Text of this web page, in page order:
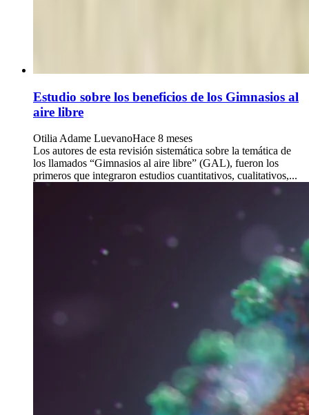
Estudio sobre los beneficios de los Gimnasios al
aire libre
Otilia Adame LuevanoHace 8 meses
Los autores de esta revisión sistemática sobre la temática de
los llamados “Gimnasios al aire libre” (GAL), fueron los
primeros que integraron estudios cuantitativos, cualitativos,...